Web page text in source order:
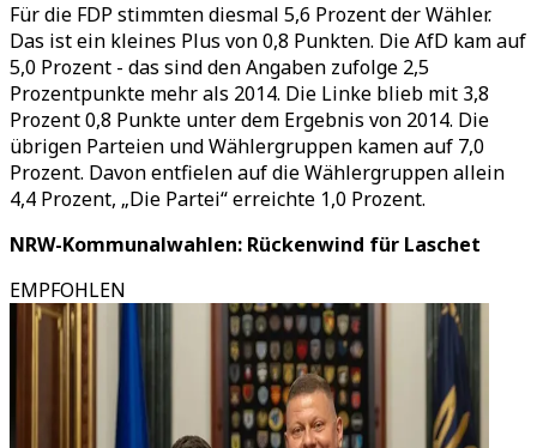
Für die FDP stimmten diesmal 5,6 Prozent der Wähler.
Das ist ein kleines Plus von 0,8 Punkten. Die AfD kam auf
5,0 Prozent - das sind den Angaben zufolge 2,5
Prozentpunkte mehr als 2014. Die Linke blieb mit 3,8
Prozent 0,8 Punkte unter dem Ergebnis von 2014. Die
übrigen Parteien und Wählergruppen kamen auf 7,0
Prozent. Davon entfielen auf die Wählergruppen allein
4,4 Prozent, „Die Partei“ erreichte 1,0 Prozent.
NRW-Kommunalwahlen: Rückenwind für Laschet
EMPFOHLEN